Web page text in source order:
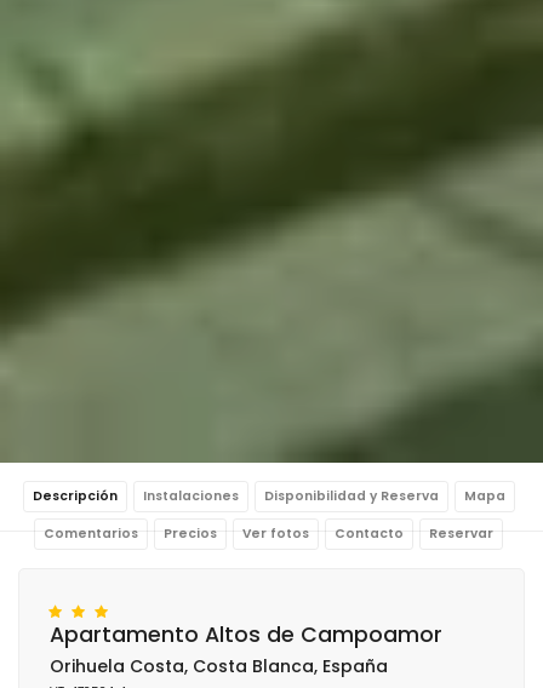
Descripción Instalaciones Disponibilidad y Reserva Mapa
Comentarios Precios Ver fotos Contacto Reservar
Apartamento Altos de Campoamor
Orihuela Costa, Costa Blanca, España